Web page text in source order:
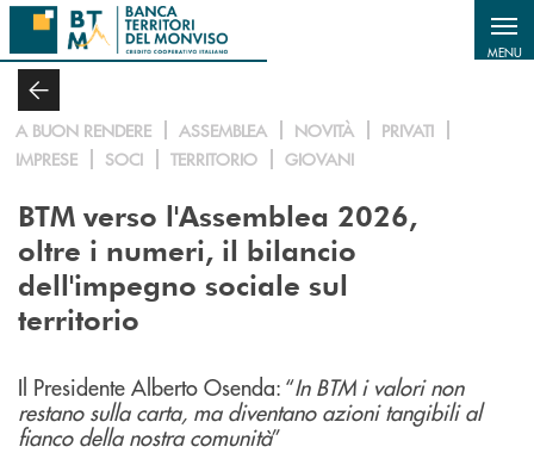
Salta al contenuto principale
MENU
A BUON RENDERE ASSEMBLEA NOVITÀ
PRIVATI
IMPRESE
SOCI TERRITORIO GIOVANI
BTM verso l'Assemblea 2026,
oltre i numeri, il bilancio
dell'impegno sociale sul
territorio
Il Presidente Alberto Osenda: “In BTM i valori non
restano sulla carta, ma diventano azioni tangibili al
fianco della nostra comunità”